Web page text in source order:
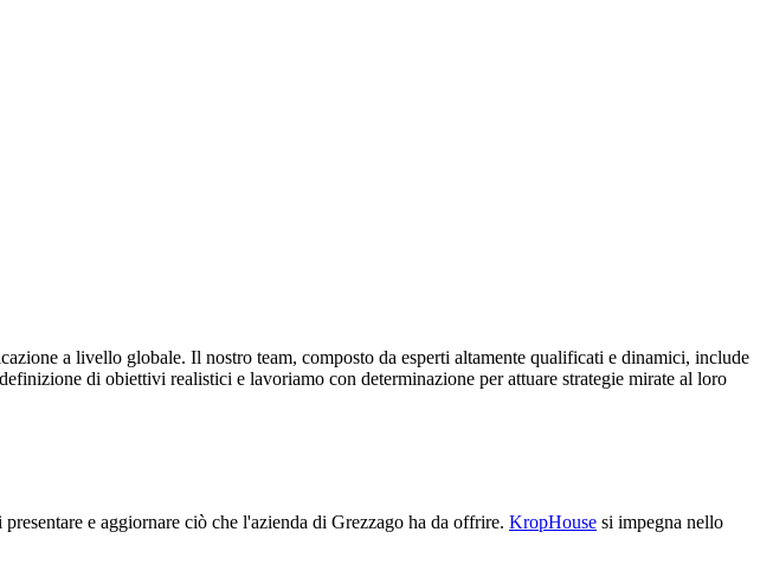
a livello globale. Il nostro team, composto da esperti altamente qualificati e dinamici, include
di obiettivi realistici e lavoriamo con determinazione per attuare strategie mirate al loro
presentare e aggiornare ciò che l'azienda di Grezzago ha da offrire. KropHouse si impegna nello